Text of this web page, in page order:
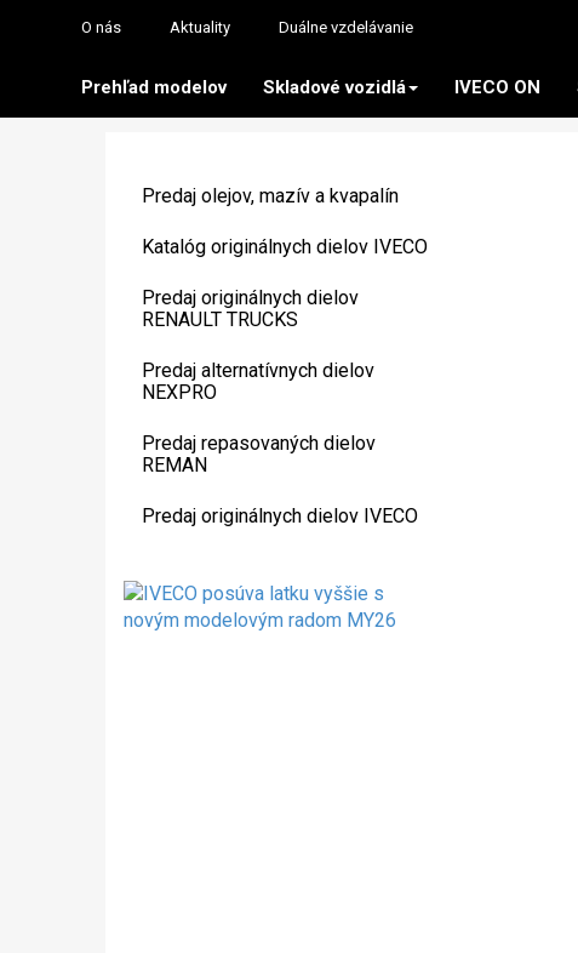
O nás Aktuality Duálne vzdelávanie
Prehľad modelov Skladové vozidlá IVECO ON
Predaj olejov, mazív a kvapalín
Katalóg originálnych dielov IVECO
Predaj originálnych dielov
RENAULT TRUCKS
Predaj alternatívnych dielov
NEXPRO
Predaj repasovaných dielov
REMAN
Predaj originálnych dielov IVECO